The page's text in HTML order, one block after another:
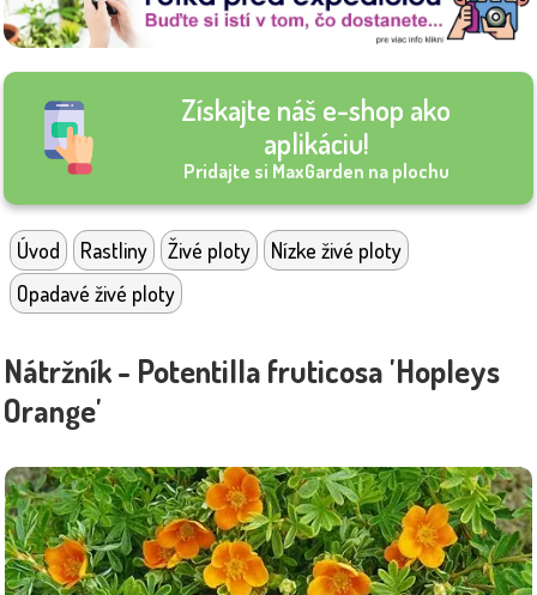
Získajte náš e-shop ako
aplikáciu!
Pridajte si MaxGarden na plochu
Úvod Rastliny Živé ploty
Nízke živé ploty
Opadavé živé ploty
Nátržník - Potentilla fruticosa 'Hopleys
Orange'